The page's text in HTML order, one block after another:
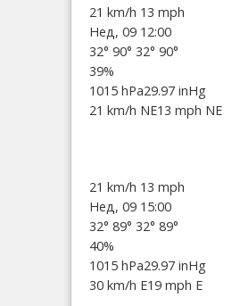
21 km/h 13 mph
Нед, 09 12:00
32° 90° 32° 90°
39%
1015 hPa29.97 inHg
21 km/h NE13 mph NE
21 km/h 13 mph
Нед, 09 15:00
32° 89° 32° 89°
40%
1015 hPa29.97 inHg
30 km/h E19 mph E